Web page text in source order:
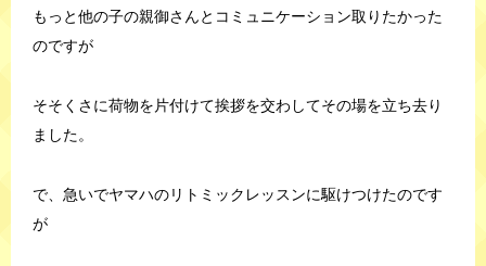
もっと他の子の親御さんとコミュニケーション取りたかった
のですが
そそくさに荷物を片付けて挨拶を交わしてその場を立ち去り
ました。
で、急いでヤマハのリトミックレッスンに駆けつけたのです
が